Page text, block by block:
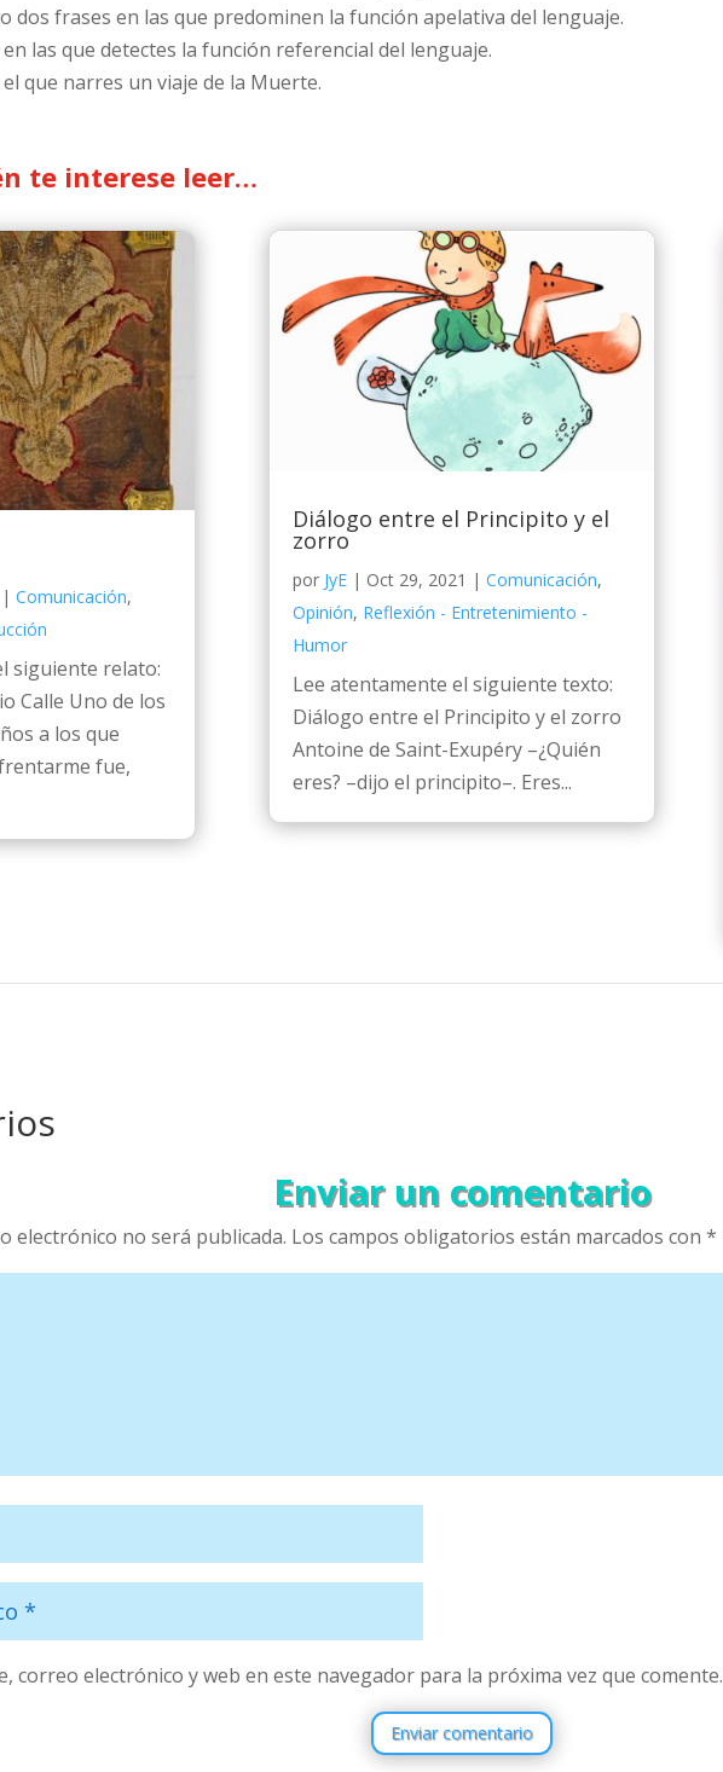
dos frases en las que predominen la función apelativa del lenguaje.
las que detectes la función referencial del lenguaje.
que narres un viaje de la Muerte.
te interese leer…
| Comunicación,
siguiente relato:
Calle Uno de los
a los que
fue,
Diálogo entre el Principito y el
zorro
por JyE| Oct 29, 2021 | Comunicación,
Opinión, Reflexión - Entretenimiento -
Humor
Lee atentamente el siguiente texto:
Diálogo entre el Principito y el zorro
Antoine de Saint-Exupéry –¿Quién
eres? –dijo el principito–. Eres...
Enviar un comentario
electrónico no será publicada. Los campos obligatorios están marcados con *
correo electrónico y web en este navegador para la próxima vez que comente.
Enviar comentario